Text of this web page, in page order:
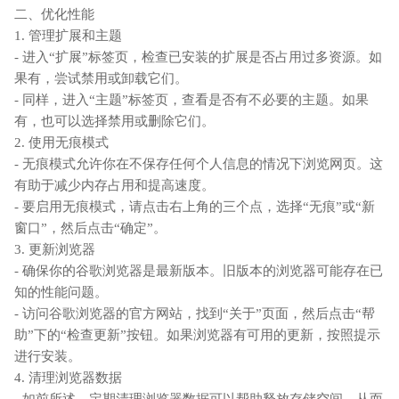
二、优化性能
1. 管理扩展和主题
- 进入“扩展”标签页，检查已安装的扩展是否占用过多资源。如
果有，尝试禁用或卸载它们。
- 同样，进入“主题”标签页，查看是否有不必要的主题。如果
有，也可以选择禁用或删除它们。
2. 使用无痕模式
- 无痕模式允许你在不保存任何个人信息的情况下浏览网页。这
有助于减少内存占用和提高速度。
- 要启用无痕模式，请点击右上角的三个点，选择“无痕”或“新
窗口”，然后点击“确定”。
3. 更新浏览器
- 确保你的谷歌浏览器是最新版本。旧版本的浏览器可能存在已
知的性能问题。
- 访问谷歌浏览器的官方网站，找到“关于”页面，然后点击“帮
助”下的“检查更新”按钮。如果浏览器有可用的更新，按照提示
进行安装。
4. 清理浏览器数据